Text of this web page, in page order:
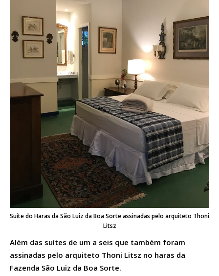
Suíte do Haras da São Luiz da Boa Sorte assinadas pelo arquiteto Thoni
Litsz
Além das suítes de um a seis que também foram
assinadas pelo arquiteto Thoni Litsz no haras da
Fazenda São Luiz da Boa Sorte.